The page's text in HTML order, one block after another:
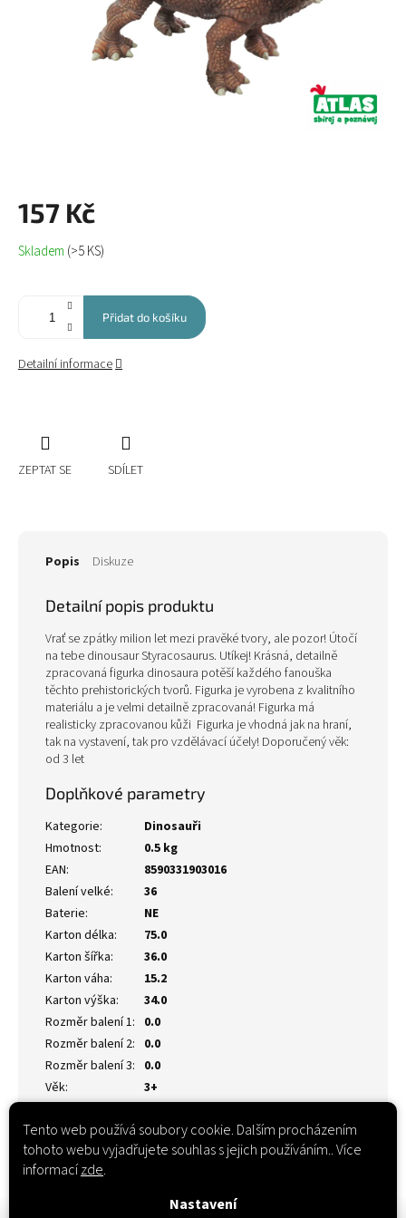
Tento web používá soubory cookie. Dalším procházením
tohoto webu vyjadřujete souhlas s jejich používáním.. Více
informacízde.
Nastavení
157 Kč
Měrná
cena:
Skladem (>5 KS)
Přidat do košíku
Detailní informace
ZEPTAT SE SDÍLET
Popis Diskuze
Detailní popis produktu
Vrať se zpátky milion let mezi pravěké tvory, ale pozor! Útočí
na tebe dinousaur Styracosaurus. Utíkej! Krásná, detailně
zpracovaná figurka dinosaura potěší každého fanouška
těchto prehistorických tvorů. Figurka je vyrobena z kvalitního
materiálu a je velmi detailně zpracovaná! Figurka má
realisticky zpracovanou kůži Figurka je vhodná jak na hraní,
tak na vystavení, tak pro vzdělávací účely! Doporučený věk:
od 3 let
Doplňkové parametry
Kategorie:
Dinosauři
Hmotnost:
0.5 kg
EAN:
8590331903016
Balení velké:
36
Baterie:
NE
Karton délka:
75.0
Karton šířka:
36.0
Karton váha:
15.2
Karton výška:
34.0
Rozměr balení 1: 0.0
Rozměr balení 2: 0.0
Rozměr balení 3: 0.0
Věk: 3+